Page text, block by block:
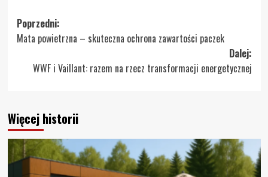
Zobacz
wpisy
Poprzedni:
Mata powietrzna – skuteczna ochrona zawartości paczek
Dalej:
WWF i Vaillant: razem na rzecz transformacji energetycznej
Więcej historii